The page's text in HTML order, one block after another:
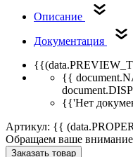
Описание
Документация
{{
{{'Нет
Артикул: {{
Обращаем ваше внимание
Заказать товар